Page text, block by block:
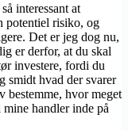
interessant at
potentiel risiko, og
Det er jeg dog nu,
er derfor, at du skal
investere, fordi du
smidt hvad der svarer
bestemme, hvor meget
mine handler inde på